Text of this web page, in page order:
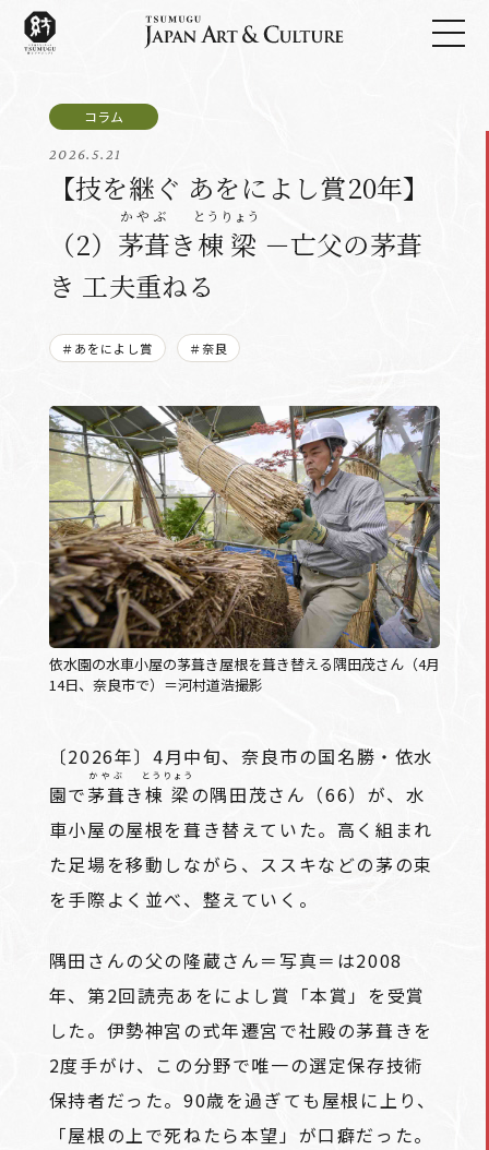
2026.5.21
【技を継ぐ あをによし賞20年】
（2） 茅葺
かやぶ
き棟梁
とうりょう
－亡父の茅葺
き 工夫重ねる
＃あをによし賞 ＃奈良
依水園の水車小屋の茅葺き屋根を葺き替える隅田茂さん（4月
14日、奈良市で）＝河村道浩撮影
〔2026年〕4月中旬、奈良市の国名勝・依水
園で茅葺
かやぶ
き棟梁
とうりょう
の隅田茂さん（66）が、水
車小屋の屋根を葺き替えていた。高く組まれ
た足場を移動しながら、ススキなどの茅の束
を手際よく並べ、整えていく。
隅田さんの父の隆蔵さん＝写真＝は2008
年、第2回読売あをによし賞「本賞」を受賞
した。伊勢神宮の式年遷宮で社殿の茅葺きを
2度手がけ、この分野で唯一の選定保存技術
保持者だった。90歳を過ぎても屋根に上り、
「屋根の上で死ねたら本望」が口癖だった。